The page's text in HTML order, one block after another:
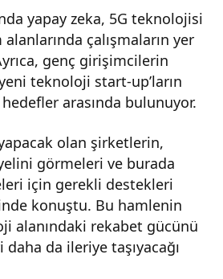
yapay zeka, 5G teknolojisi
çalışmaların yer
genç girişimcilerin
teknoloji start-up’ların
arasında bulunuyor.
yapacak olan şirketlerin,
görmeleri ve burada
için gerekli destekleri
konuştu. Bu hamlenin
alanındaki rekabet gücünü
daha da ileriye taşıyacağı